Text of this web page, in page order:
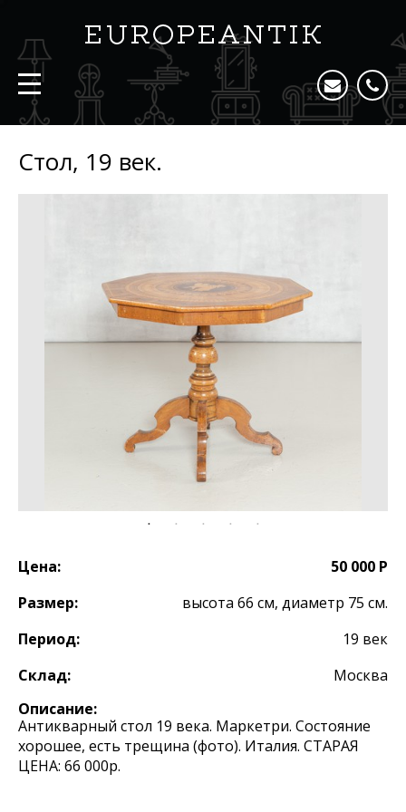
Стол, 19 век.
Цена:
50 000 Р
Размер:
высота 66 см, диаметр 75 см.
Период:
19 век
Склад:
Москва
Описание:
Антикварный стол 19 века. Маркетри. Состояние
хорошее, есть трещина (фото). Италия. СТАРАЯ
ЦЕНА: 66 000р.